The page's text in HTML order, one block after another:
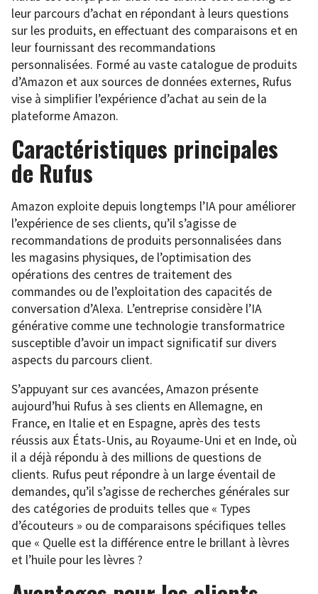
leur parcours d’achat en répondant à leurs questions
sur les produits, en effectuant des comparaisons et en
leur fournissant des recommandations
personnalisées. Formé au vaste catalogue de produits
d’Amazon et aux sources de données externes, Rufus
vise à simplifier l’expérience d’achat au sein de la
plateforme Amazon.
Caractéristiques principales
de Rufus
Amazon exploite depuis longtemps l’IA pour améliorer
l’expérience de ses clients, qu’il s’agisse de
recommandations de produits personnalisées dans
les magasins physiques, de l’optimisation des
opérations des centres de traitement des
commandes ou de l’exploitation des capacités de
conversation d’Alexa. L’entreprise considère l’IA
générative comme une technologie transformatrice
susceptible d’avoir un impact significatif sur divers
aspects du parcours client.
S’appuyant sur ces avancées, Amazon présente
aujourd’hui Rufus à ses clients en Allemagne, en
France, en Italie et en Espagne, après des tests
réussis aux États-Unis, au Royaume-Uni et en Inde, où
il a déjà répondu à des millions de questions de
clients. Rufus peut répondre à un large éventail de
demandes, qu’il s’agisse de recherches générales sur
des catégories de produits telles que « Types
d’écouteurs » ou de comparaisons spécifiques telles
que « Quelle est la différence entre le brillant à lèvres
et l’huile pour les lèvres ?